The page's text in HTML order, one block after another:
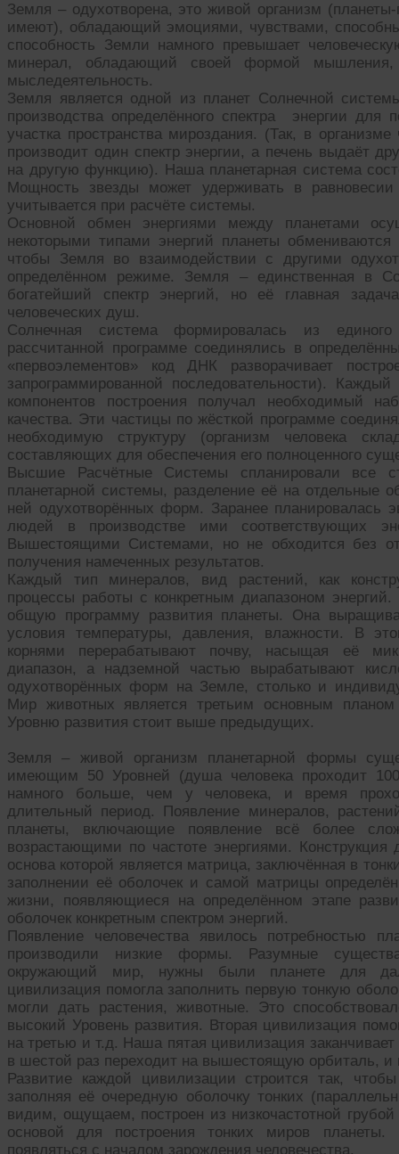
Земля – одухотворена, это живой организм
имеют), обладающий эмоциями, чувствами,
способность Земли намного превышает
минерал, обладающий своей формой мышления,
мыследеятельность.
Земля является одной из планет Солнечной
производства определённого спектра энергии для
участка пространства мироздания. (Так, в
производит один спектр энергии, а печень выдаёт
на другую функцию). Наша планетарная система
Мощность звезды может удерживать в
учитывается при расчёте системы.
Основной обмен энергиями между планетами
некоторыми типами энергий планеты
чтобы Земля во взаимодействии с другими
определённом режиме. Земля – единственная в
богатейший спектр энергий, но её главная
человеческих душ.
Солнечная система формировалась из
рассчитанной программе соединялись в
«первоэлементов» код ДНК разворачивает
запрограммированной последовательности).
компонентов построения получал необходимый
качества. Эти частицы по жёсткой программе
необходимую структуру (организм человека
составляющих для обеспечения его полноценного
Высшие Расчётные Системы спланировали все
планетарной системы, разделение её на отдельные
ней одухотворённых форм. Заранее планировалась
людей в производстве ими соответствующих
Вышестоящими Системами, но не обходится без
получения намеченных результатов.
Каждый тип минералов, вид растений, как
процессы работы с конкретным диапазоном
общую программу развития планеты. Она
условия температуры, давления, влажности. В
корнями перерабатывают почву, насыщая её
диапазон, а надземной частью вырабатывают
одухотворённых форм на Земле, столько и
Мир животных является третьим основным
Уровню развития стоит выше предыдущих.
Земля – живой организм планетарной формы
имеющим 50 Уровней (душа человека проходит
намного больше, чем у человека, и время
длительный период. Появление минералов,
планеты, включающие появление всё более
возрастающими по частоте энергиями.
основа которой является матрица, заключённая в
заполнении её оболочек и самой матрицы
жизни, появляющиеся на определённом этапе
оболочек конкретным спектром энергий.
Появление человечества явилось потребностью
производили низкие формы. Разумные
окружающий мир, нужны были планете для
цивилизация помогла заполнить первую тонкую
могли дать растения, животные. Это
высокий Уровень развития. Вторая цивилизация
на третью и т.д. Наша пятая цивилизация заканчивает
в шестой раз переходит на вышестоящую орбиталь,
Развитие каждой цивилизации строится так,
заполняя её очередную оболочку тонких
видим, ощущаем, построен из низкочастотной грубой
основой для построения тонких миров
появляться с началом зарождения человечества.